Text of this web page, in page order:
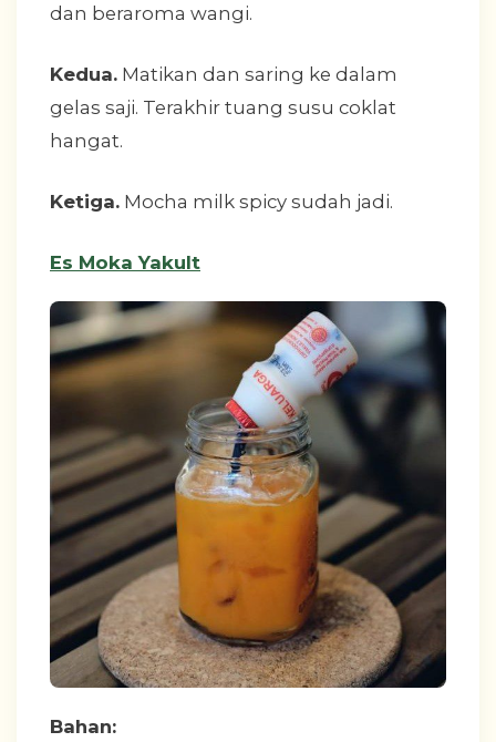
dan beraroma wangi.
Kedua. Matikan dan saring ke dalam
gelas saji. Terakhir tuang susu coklat
hangat.
Ketiga. Mocha milk spicy sudah jadi.
Es Moka Yakult
Bahan: